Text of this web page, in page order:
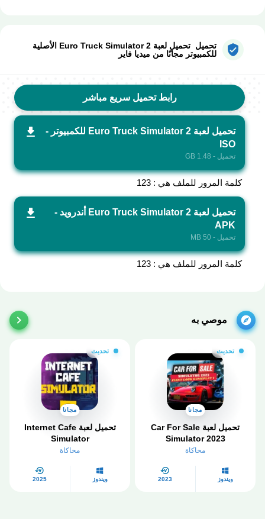
تحميل تحميل لعبة Euro Truck Simulator 2 الأصلية​
للكمبيوتر مجانًا من ميديا فاير
رابط تحميل سريع مباشر
تحميل لعبة Euro Truck Simulator 2 للكمبيوتر -
ISO
تحميل - 1.48 GB
كلمة المرور للملف هي : 123
تحميل لعبة Euro Truck Simulator 2 أندرويد -
APK
تحميل - 50 MB
كلمة المرور للملف هي : 123
موصي به
تحديث
مجانا
تحميل لعبة Car For Sale
Simulator 2023
محاكاة
ويندوز 2023
تحديث
مجانا
تحميل لعبة Internet Cafe
Simulator
محاكاة
ويندوز 2025